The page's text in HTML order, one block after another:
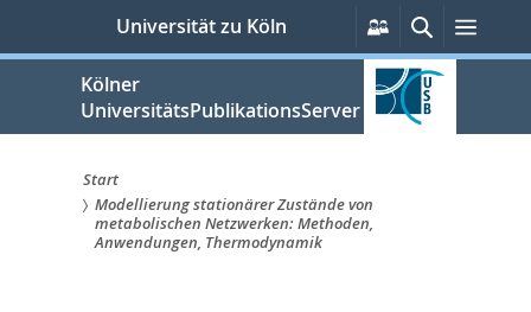
springen
Universität zu Köln
Persönliche
Services
SucheMenü
Kölner
UniversitätsPublikationsServer
Sie
Start
Modellierung stationärer Zustände von
metabolischen Netzwerken: Methoden,
Anwendungen, Thermodynamik